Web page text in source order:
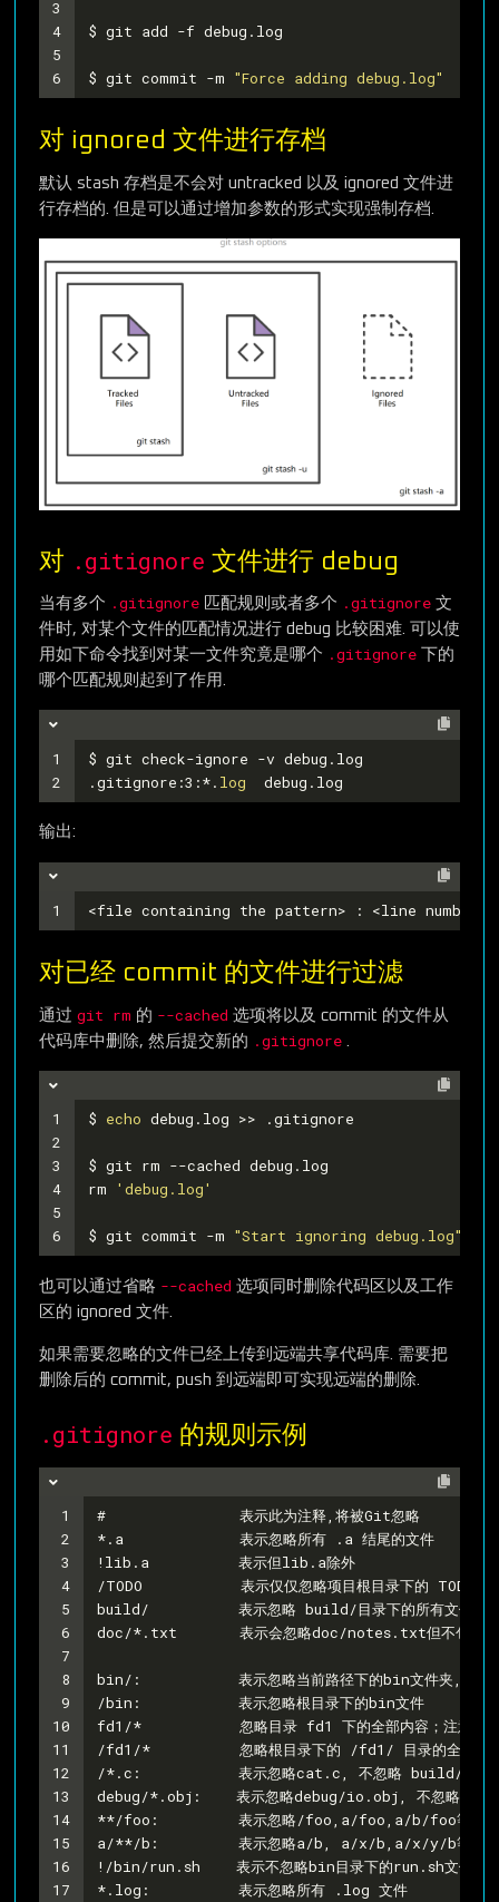
3
4
5
6
$ git add -f debug.log
$ git commit -m "Force adding debug.log"
对 ignored 文件进行存档
默认 stash 存档是不会对 untracked 以及 ignored 文件进
行存档的. 但是可以通过增加参数的形式实现强制存档.
对 .gitignore 文件进行 debug
当有多个 .gitignore 匹配规则或者多个 .gitignore 文
件时, 对某个文件的匹配情况进行 debug 比较困难. 可以使
用如下命令找到对某一文件究竟是哪个 .gitignore 下的
哪个匹配规则起到了作用.
1
2
$ git check-ignore -v debug.log
.gitignore:3:*. log
  debug.log
输出:
1 <file containing the pattern> : <line number
对已经 commit 的文件进行过滤
通过 git rm 的 --cached 选项将以及 commit 的文件从
代码库中删除, 然后提交新的 .gitignore
1
2
3
4
5
6
$ echo debug.log >> .gitignore
$ git rm --cached debug.log
rm
'debug.log'
$ git commit -m "Start ignoring debug.log"
也可以通过省略 --cached 选项同时删除代码区以及工作
区的 ignored 文件.
如果需要忽略的文件已经上传到远端共享代码库. 需要把
删除后的 commit, push 到远端即可实现远端的删除.
.gitignore 的规则示例
1
2
3
4
5
6
7
8
9
10
11
12
13
14
15
16
17
#               表示此为注释,将被Git忽略
*.a             表示忽略所有 .a 结尾的文件
!lib.a          表示但lib.a除外
/TODO           表示仅仅忽略项目根目录下的 TODO
build/          表示忽略 build/目录下的所有文件, 过
doc/*.txt       表示会忽略doc/notes.txt但不包
bin/:           表示忽略当前路径下的bin文件夹, 该文
/bin:           表示忽略根目录下的bin文件
fd1/*           忽略目录 fd1 下的全部内容；注意, 不
/fd1/*          忽略根目录下的 /fd1/ 目录的全部内
/*.c:           表示忽略cat.c, 不忽略 build/
debug/*.obj:    表示忽略debug/io.obj, 不忽略
**/foo:         表示忽略/foo,a/foo,a/b/foo等
a/**/b:         表示忽略a/b, a/x/b,a/x/y/b等
!/bin/run.sh    表示不忽略bin目录下的run.sh文件
*.log:          表示忽略所有 .log 文件